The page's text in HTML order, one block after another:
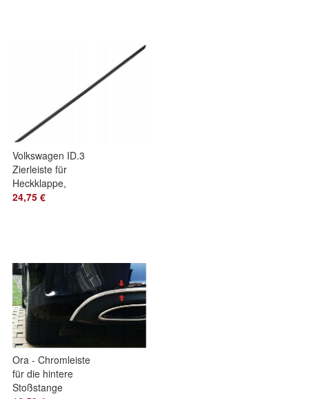
Volkswagen ID.3
Zierleiste für
Heckklappe,
schwarz, PVC
24,75 €
Ora - Chromleiste
für die hintere
Stoßstange